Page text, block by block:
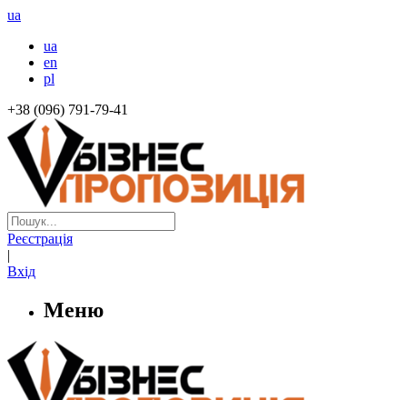
ua
ua
en
pl
+38 (096) 791-79-41
Реєстрація
|
Вхід
Меню